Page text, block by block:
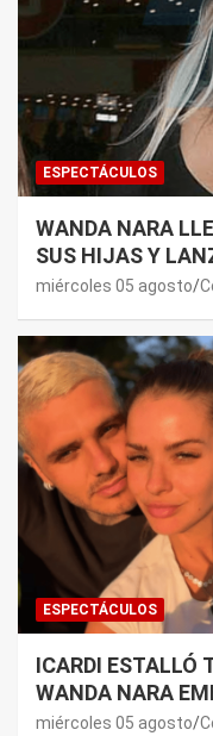
ESPECTÁCULOS
WANDA NARA
SUS HIJAS Y
PREMONICIÓN
miércoles 05 agosto
ESPECTÁCULOS
ICARDI ESTALLÓ
WANDA NARA
NORDELTA:
miércoles 05 agosto